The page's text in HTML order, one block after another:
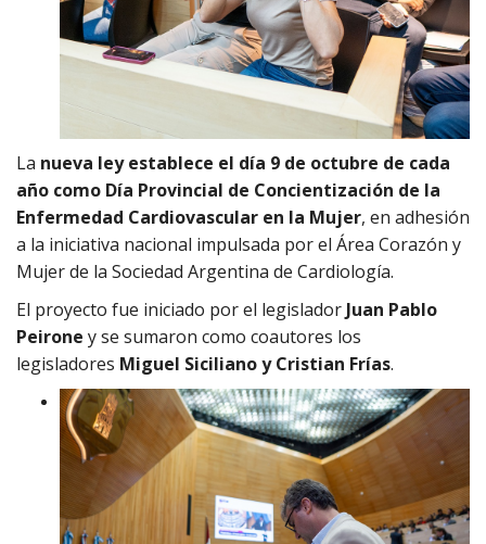
La nueva leyestablece el día 9 de octubre de cada
año como Día Provincial de Concientización de la
Enfermedad Cardiovascular en la Mujer, en adhesión
a la iniciativa nacional impulsada por el Área Corazón y
Mujer de la Sociedad Argentina de Cardiología.
El proyecto fue iniciado por el legislador Juan Pablo
Peirone y se sumaron como coautores los
legisladores Miguel Siciliano y Cristian Frías.